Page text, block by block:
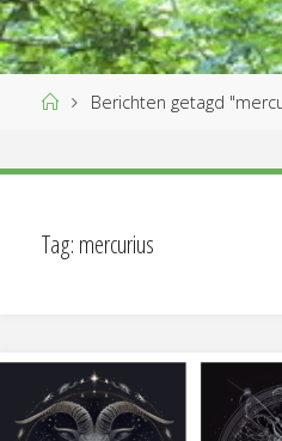
HomeBerichten getagd
Tag: mercurius